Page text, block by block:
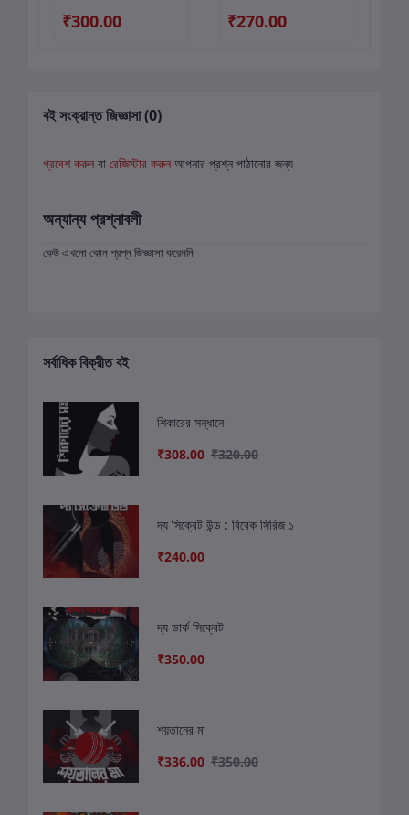
₹300.00 ₹270.00
বই সংক্রান্ত জিজ্ঞাসা (0)
প্রবেশ করুন বা রেজিস্টার করুন আপনার প্রশ্ন পাঠানোর জন্য
অন্যান্য প্রশ্নাবলী
কেউ এখনো কোন প্রশ্ন জিজ্ঞাসা করেননি
সর্বাধিক বিক্রীত বই
শিকারের সন্ধানে
₹308.00 ₹320.00
দ্য সিক্রেট উন্ড : বিবেক সিরিজ ১
₹240.00
দ্য ডার্ক সিক্রেট
₹350.00
শয়তানের মা
₹336.00 ₹350.00